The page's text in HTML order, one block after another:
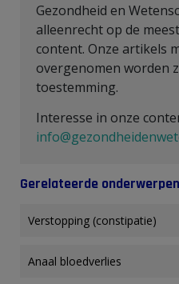
Gezondheid en
alleenrecht op de
content. Onze artikels
overgenomen worden
toestemming.
Interesse in onze
Gerelateerde onderwerpen
Verstopping (constipatie)
Anaal bloedverlies